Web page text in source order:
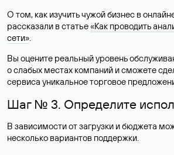
О том, как изучить чужой бизнес в
рассказали в статье «‎Как проводить
сети»‎.
Вы оцените реальный уровень
о слабых местах компаний и сможете
сервиса уникальное торговое
Шаг № 3. Определите
В зависимости от загрузки и бюджета
несколько вариантов поддержки.